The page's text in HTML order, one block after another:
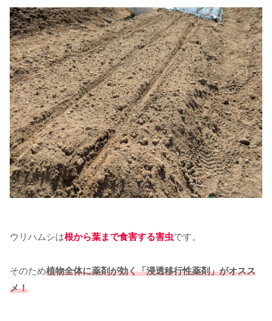
ウリハムシは根から葉まで食害する害虫です。
そのため植物全体に薬剤が効く「浸透移行性薬剤」がオスス
メ！